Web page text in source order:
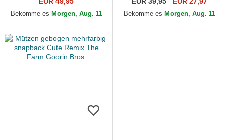
Bros.
Bekomme es Morgen, Aug. 11 Bekomme es Morgen, Aug. 11